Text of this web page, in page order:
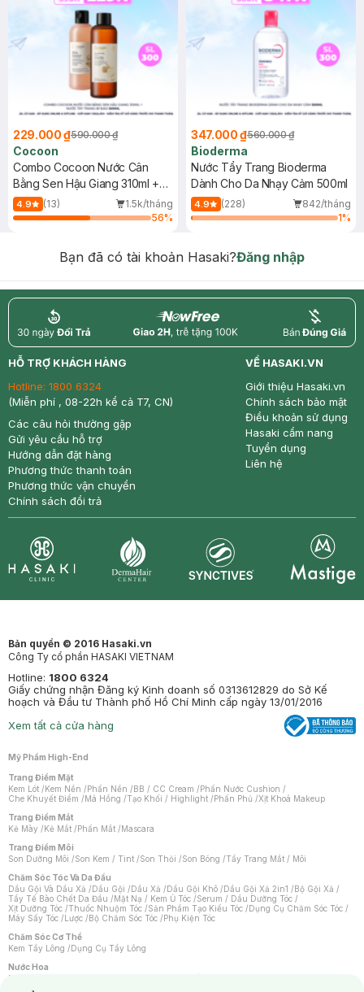
229.000 ₫590.000 ₫
Cocoon
Combo Cocoon Nước Cân
Bằng Sen Hậu Giang 310ml +
Nước Tẩy Trang Bí Đao 500ml
4.9 (13)
1.5k/tháng
56%
347.000 ₫560.000 ₫
Bioderma
Nước Tẩy Trang Bioderma
Dành Cho Da Nhạy Cảm 500ml
4.9 (228)
842/tháng
1%
Bạn đã có tài khoản Hasaki?Đăng nhập
return nowfree price
HỖ TRỢ KHÁCH HÀNG
Hotline: 1800 6324
(Miễn phí , 08-22h kể cả T7, CN)
Các câu hỏi thường gặp
Gửi yêu cầu hỗ trợ
Hướng dẫn đặt hàng
Phương thức thanh toán
Phương thức vận chuyển
Chính sách đổi trả
VỀ HASAKI.VN
Giới thiệu Hasaki.vn
Chính sách bảo mật
Điều khoản sử dụng
Hasaki cẩm nang
Tuyển dụng
Liên hệ
Bản quyền © 2016 Hasaki.vn
Công Ty cổ phần HASAKI VIETNAM
Hotline: 1800 6324
Giấy chứng nhận Đăng ký Kinh doanh số 0313612829 do Sở Kế
hoạch và Đầu tư Thành phố Hồ Chí Minh cấp ngày 13/01/2016
Xem tất cả cửa hàng
Mỹ Phẩm High-End
Trang Điểm Mặt
Kem Lót /Kem Nền /Phấn Nền /BB / CC Cream /Phấn Nước Cushion /
Che Khuyết Điểm /Má Hồng /Tạo Khối / Highlight /Phấn Phủ /Xịt Khoá Makeup
Trang Điểm Mắt
Kẻ Mày /Kẻ Mắt /Phấn Mắt /Mascara
Trang Điểm Môi
Son Dưỡng Môi /Son Kem / Tint /Son Thỏi /Son Bóng /Tẩy Trang Mắt / Môi
Chăm Sóc Tóc Và Da Đầu
Dầu Gội Và Dầu Xả /Dầu Gội /Dầu Xả /Dầu Gội Khô /Dầu Gội Xả 2in1 /Bộ Gội Xả /
Tẩy Tế Bào Chết Da Đầu /Mặt Nạ / Kem Ủ Tóc /Serum / Dầu Dưỡng Tóc /
Xịt Dưỡng Tóc /Thuốc Nhuộm Tóc /Sản Phẩm Tạo Kiểu Tóc /Dụng Cụ Chăm Sóc Tóc /
Máy Sấy Tóc /Lược /Bộ Chăm Sóc Tóc /Phụ Kiện Tóc
Chăm Sóc Cơ Thể
Kem Tẩy Lông /Dụng Cụ Tẩy Lông
Nước Hoa
Nước Hoa Nữ